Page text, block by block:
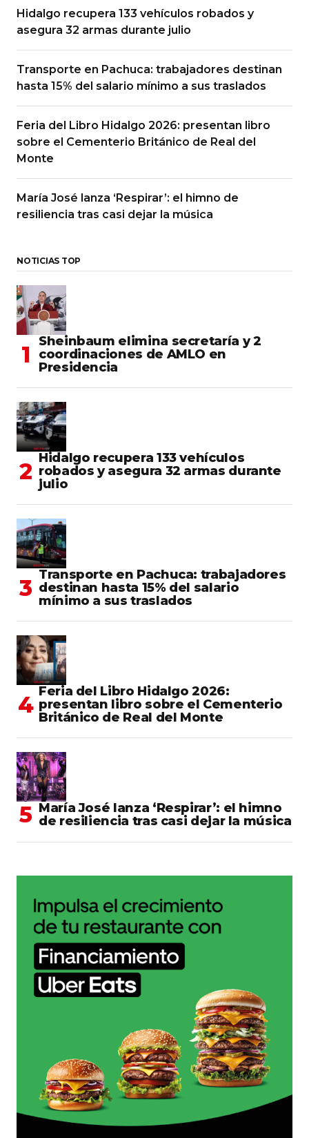
Hidalgo recupera 133 vehículos robados y
asegura 32 armas durante julio
Transporte en Pachuca: trabajadores destinan
hasta 15% del salario mínimo a sus traslados
Feria del Libro Hidalgo 2026: presentan libro
sobre el Cementerio Británico de Real del
Monte
María José lanza ‘Respirar’: el himno de
resiliencia tras casi dejar la música
NOTICIAS TOP
Sheinbaum elimina secretaría y 2
coordinaciones de AMLO en
Presidencia
Hidalgo recupera 133 vehículos
robados y asegura 32 armas durante
julio
Transporte en Pachuca: trabajadores
destinan hasta 15% del salario
mínimo a sus traslados
Feria del Libro Hidalgo 2026:
presentan libro sobre el Cementerio
Británico de Real del Monte
María José lanza ‘Respirar’: el himno
de resiliencia tras casi dejar la música